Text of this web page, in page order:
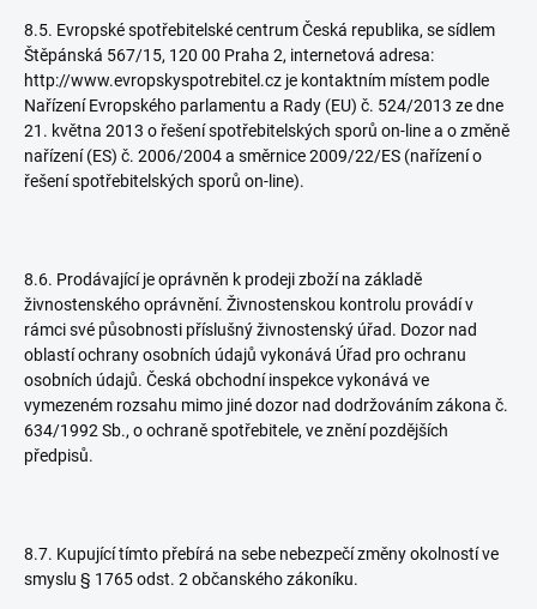
8.5. Evropské spotřebitelské centrum Česká republika, se sídlem
Štěpánská 567/15, 120 00 Praha 2, internetová adresa:
http://www.evropskyspotrebitel.cz je kontaktním místem podle
Nařízení Evropského parlamentu a Rady (EU) č. 524/2013 ze dne
21. května 2013 o řešení spotřebitelských sporů on-line a o změně
nařízení (ES) č. 2006/2004 a směrnice 2009/22/ES (nařízení o
řešení spotřebitelských sporů on-line).
8.6. Prodávající je oprávněn k prodeji zboží na základě
živnostenského oprávnění. Živnostenskou kontrolu provádí v
rámci své působnosti příslušný živnostenský úřad. Dozor nad
oblastí ochrany osobních údajů vykonává Úřad pro ochranu
osobních údajů. Česká obchodní inspekce vykonává ve
vymezeném rozsahu mimo jiné dozor nad dodržováním zákona č.
634/1992 Sb., o ochraně spotřebitele, ve znění pozdějších
předpisů.
8.7. Kupující tímto přebírá na sebe nebezpečí změny okolností ve
smyslu § 1765 odst. 2 občanského zákoníku.